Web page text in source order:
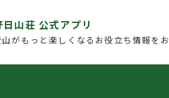
日山荘 公式アプリ
山がもっと楽しくなるお役立ち情報を